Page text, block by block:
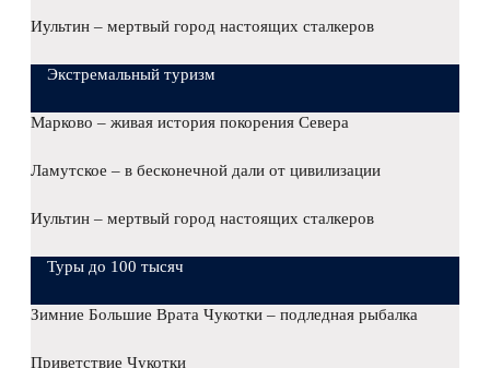
Иультин – мертвый город настоящих сталкеров
Экстремальный туризм
Марково – живая история покорения Севера
Ламутское – в бесконечной дали от цивилизации
Иультин – мертвый город настоящих сталкеров
Туры до 100 тысяч
Зимние Большие Врата Чукотки – подледная рыбалка
Приветствие Чукотки